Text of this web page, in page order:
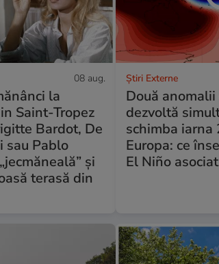
08 aug.
la
Saint-Tropez
Bardot, De
sau Pablo
și
terasă din
Știri Externe
Două anomalii
dezvoltă
schimba
Europa: ce
El Niño